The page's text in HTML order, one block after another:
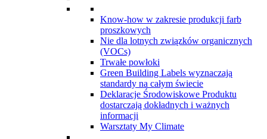
Know-how w zakresie produkcji farb
proszkowych
Nie dla lotnych związków organicznych
(VOCs)
Trwałe powłoki
Green Building Labels wyznaczają
standardy na całym świecie
Deklaracje Środowiskowe Produktu
dostarczają dokładnych i ważnych
informacji
Warsztaty My Climate